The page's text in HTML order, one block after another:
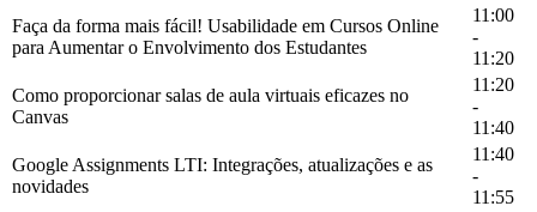
Faça da forma mais fácil! Usabilidade em Cursos Online
para Aumentar o Envolvimento dos Estudantes
11:00
-
11:20
Como proporcionar salas de aula virtuais eficazes no
Canvas
11:20
-
11:40
Google Assignments LTI: Integrações, atualizações e as
novidades
11:40
-
11:55